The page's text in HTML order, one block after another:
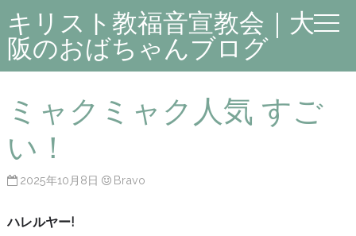
キリスト教福音宣教会｜大
阪のおばちゃんブログ
ミャクミャク人気 すご
い！
2025年10月8日 Bravo
ハレルヤー!